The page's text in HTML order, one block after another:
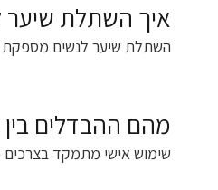
איך השתלת שיער
השתלת שיער לנשים מספקת
מהם ההבדלים
שימוש אישי מתמקד בצרכים